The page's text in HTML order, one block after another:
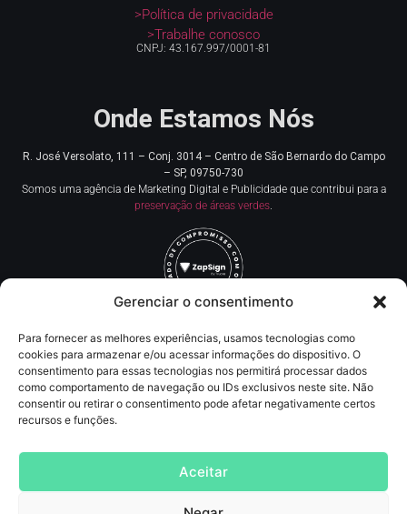
Gerenciar o consentimento
Para fornecer as melhores experiências, usamos tecnologias como
cookies para armazenar e/ou acessar informações do dispositivo. O
consentimento para essas tecnologias nos permitirá processar dados
como comportamento de navegação ou IDs exclusivos neste site. Não
consentir ou retirar o consentimento pode afetar negativamente certos
recursos e funções.
Aceitar
>Política de privacidade
>Trabalhe conosco
CNPJ: 43.167.997/0001-81
Onde Estamos Nós
R. José Versolato, 111 – Conj. 3014 – Centro de São Bernardo do Campo
– SP, 09750-730
Somos uma agência de Marketing Digital e Publicidade que contribui para a
preservação de áreas verdes.
Redes Sociais
Contato
contato@agncservicos.com